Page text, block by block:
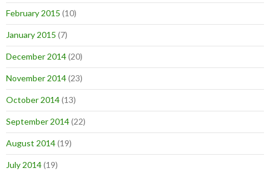
February 2015 (10)
January 2015 (7)
December 2014(20)
November 2014(23)
October 2014(13)
September 2014(22)
August 2014(19)
July 2014(19)